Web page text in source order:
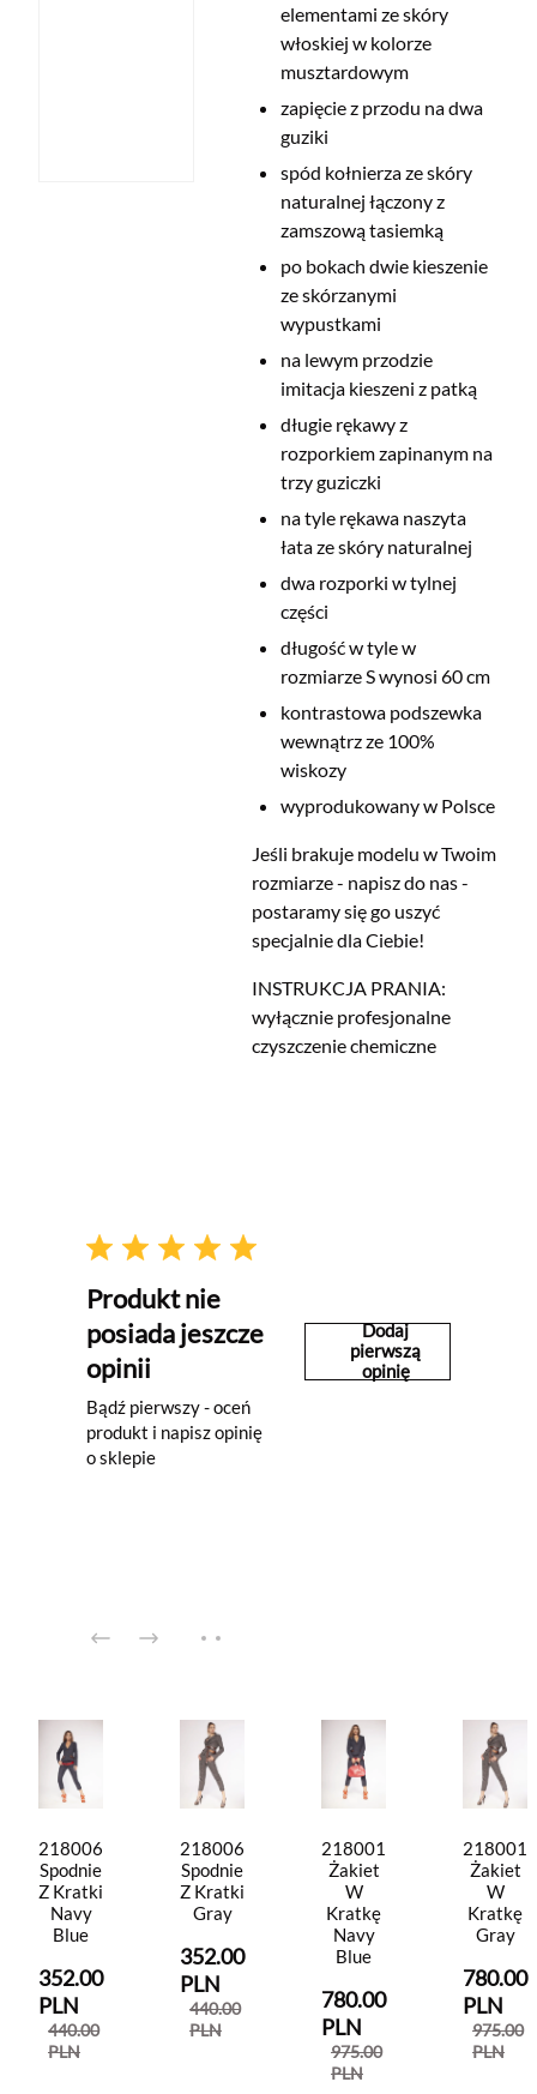
elementami ze skóry
włoskiej w kolorze
musztardowym
zapięcie z przodu na dwa
guziki
spód kołnierza ze skóry
naturalnej łączony z
zamszową tasiemką
po bokach dwie kieszenie
ze skórzanymi
wypustkami
na lewym przodzie
imitacja kieszeni z patką
długie rękawy z
rozporkiem zapinanym na
trzy guziczki
na tyle rękawa naszyta
łata ze skóry naturalnej
dwa rozporki w tylnej
części
długość w tyle w
rozmiarze S wynosi 60 cm
kontrastowa podszewka
wewnątrz ze 100%
wiskozy
wyprodukowany w Polsce
Jeśli brakuje modelu w Twoim
rozmiarze - napisz do nas -
postaramy się go uszyć
specjalnie dla Ciebie!
INSTRUKCJA PRANIA:
wyłącznie profesjonalne
czyszczenie chemiczne
Produkt nie
posiada jeszcze
opinii
Bądź pierwszy - oceń
produkt i napisz opinię
o sklepie
Dodaj
pierwszą
opinię
218006
Spodnie
Z Kratki
Navy
Blue
352.00
PLN
440.00
PLN
218006
Spodnie
Z Kratki
Gray
352.00
PLN
440.00
PLN
218001
Żakiet
W
Kratkę
Navy
Blue
780.00
PLN
975.00
PLN
218001
Żakiet
W
Kratkę
Gray
780.00
PLN
975.00
PLN